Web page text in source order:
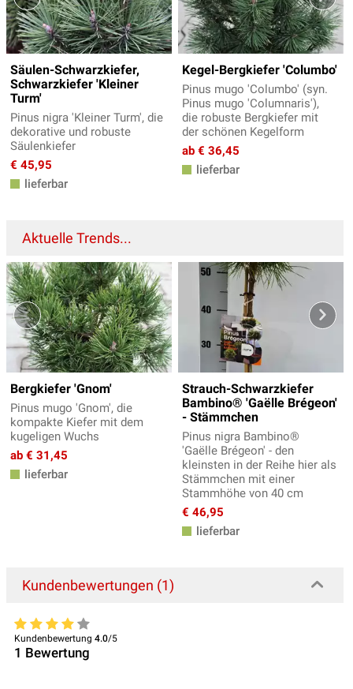
Säulen-Schwarzkiefer,
Schwarzkiefer 'Kleiner
Turm'
Pinus nigra 'Kleiner Turm', die
dekorative und robuste
Säulenkiefer
€ 45,95
lieferbar
Kegel-Bergkiefer 'Columbo'
Pinus mugo 'Columbo' (syn.
Pinus mugo 'Columnaris'),
die robuste Bergkiefer mit
der schönen Kegelform
ab € 36,45
lieferbar
Aktuelle Trends...
Bergkiefer 'Gnom'
Pinus mugo 'Gnom', die
kompakte Kiefer mit dem
kugeligen Wuchs
ab € 31,45
lieferbar
Strauch-Schwarzkiefer
Bambino® 'Gaëlle Brégeon'
- Stämmchen
Pinus nigra Bambino®
'Gaëlle Brégeon' - den
kleinsten in der Reihe hier als
Stämmchen mit einer
Stammhöhe von 40 cm
€ 46,95
lieferbar
Kundenbewertungen (1)
Kundenbewertung 4.0/5
1 Bewertung